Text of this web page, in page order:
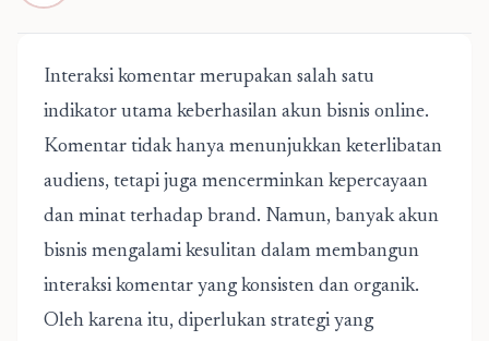
Interaksi komentar merupakan salah satu
indikator utama keberhasilan akun bisnis online.
Komentar tidak hanya menunjukkan keterlibatan
audiens, tetapi juga mencerminkan kepercayaan
dan minat terhadap brand. Namun, banyak akun
bisnis mengalami kesulitan dalam membangun
interaksi komentar yang konsisten dan organik.
Oleh karena itu, diperlukan strategi yang